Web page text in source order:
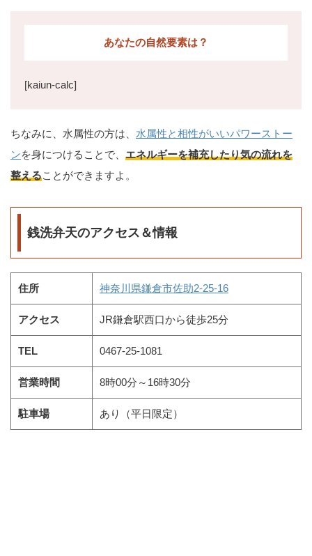
あなたの自然要素は？
[kaiun-calc]
ちなみに、水属性の方は、 水属性と相性がいいパワーストー
ンを身につけることで、 エネルギーを補充したり気の流れを
整えることができますよ。
銭洗弁天のアクセス＆情報
住所 神奈川県鎌倉市佐助2-25-16
アクセス JR鎌倉駅西口から徒歩25分
TEL 0467-25-1081
営業時間 8時00分～16時30分
駐車場 あり（平日限定）